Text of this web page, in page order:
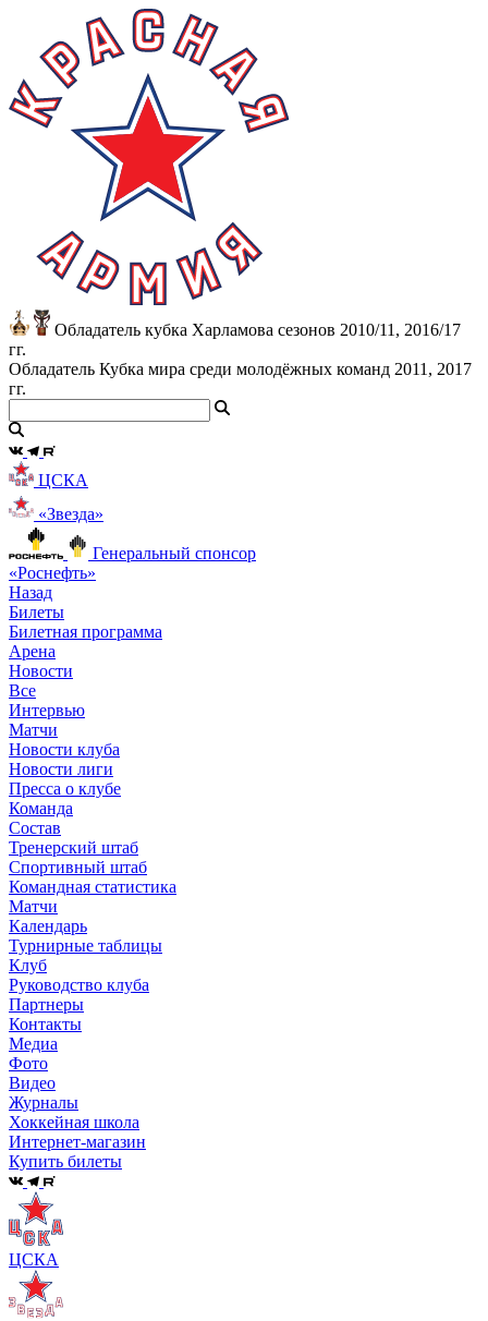
Обладатель кубка Харламова сезонов 2010/11, 2016/17
гг.
Обладатель Кубка мира среди молодёжных команд 2011, 2017
гг.
ЦСКА
«Звезда»
Генеральный спонсор
«Роснефть»
Назад
Билеты
Билетная программа
Арена
Новости
Все
Интервью
Матчи
Новости клуба
Новости лиги
Пресса о клубе
Команда
Состав
Тренерский штаб
Спортивный штаб
Командная статистика
Матчи
Календарь
Турнирные таблицы
Клуб
Руководство клуба
Партнеры
Контакты
Медиа
Фото
Видео
Журналы
Хоккейная школа
Интернет-магазин
Купить билеты
ЦСКА